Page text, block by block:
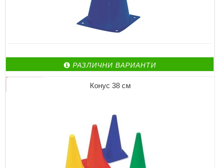
РАЗЛИЧНИ ВАРИАНТИ
Конус 38 см